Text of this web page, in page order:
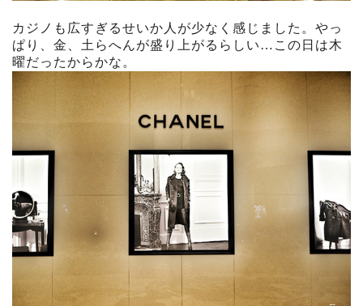
カジノも広すぎるせいか人が少なく感じました。やっ
ぱり、金、土らへんが盛り上がるらしい…この日は木
曜だったからかな。